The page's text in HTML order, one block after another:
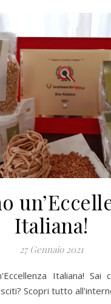
Italiana!
27 Gennaio 2021
Scopri tutto